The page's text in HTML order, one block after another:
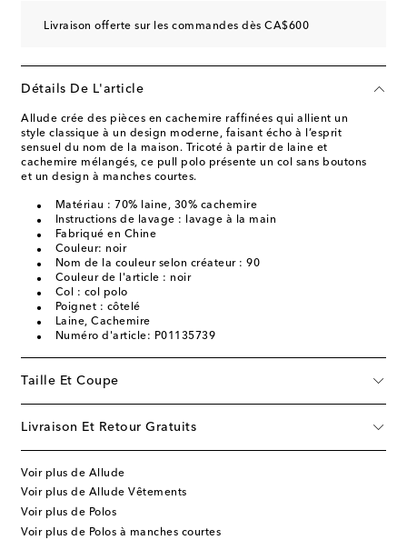
Livraison offerte sur les commandes dès CA$600
Détails De L'article
Allude crée des pièces en cachemire raffinées qui allient un
style classique à un design moderne, faisant écho à l’esprit
sensuel du nom de la maison. Tricoté à partir de laine et
cachemire mélangés, ce pull polo présente un col sans boutons
et un design à manches courtes.
Matériau : 70% laine, 30% cachemire
Instructions de lavage : lavage à la main
Fabriqué en Chine
Couleur: noir
Nom de la couleur selon créateur : 90
Couleur de l'article : noir
Col : col polo
Poignet : côtelé
Laine, Cachemire
Numéro d'article: P01135739
Taille Et Coupe
Livraison Et Retour Gratuits
Voir plus de Allude
Voir plus de Allude Vêtements
Voir plus de Polos
Voir plus de Polos à manches courtes